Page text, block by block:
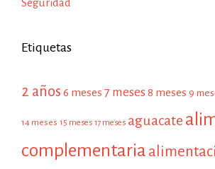
Seguridad
Etiquetas
2 años 6 meses 7 meses 8 meses 9
14 meses 15 meses 17 meses aguacate
complementaria